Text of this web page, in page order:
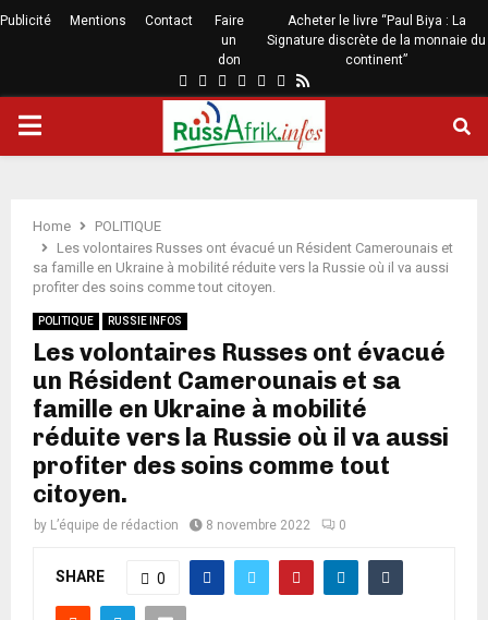
Publicité Mentions Contact
Faire
un
don
Acheter le livre “Paul Biya : La
Signature discrète de la monnaie du
continent”
Home
POLITIQUE
Les volontaires Russes ont évacué un Résident Camerounais et
sa famille en Ukraine à mobilité réduite vers la Russie où il va aussi
profiter des soins comme tout citoyen.
POLITIQUE RUSSIE INFOS
Les volontaires Russes ont évacué
un Résident Camerounais et sa
famille en Ukraine à mobilité
réduite vers la Russie où il va aussi
profiter des soins comme tout
citoyen.
by L’équipe de rédaction 8 novembre 2022 0
SHARE 0